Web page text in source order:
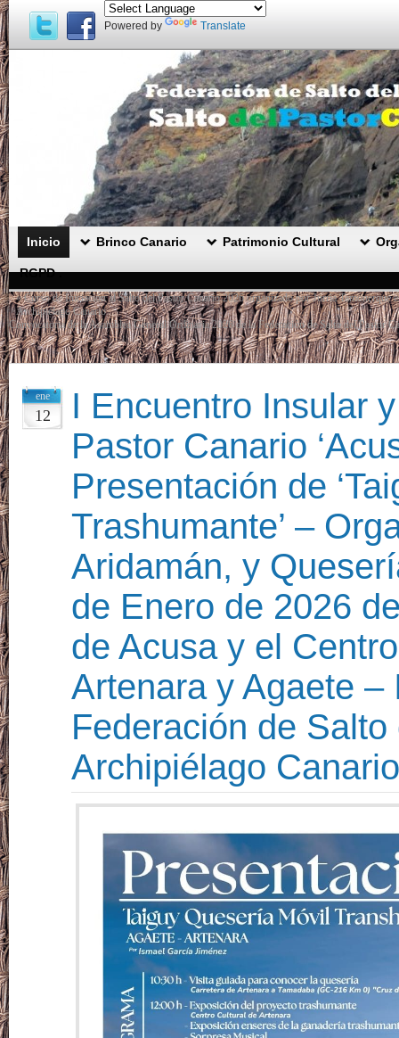
Powered by Translate
Inicio Brinco Canario Patrimonio Cultural
RGPD .
«Curso de Iniciación al Salto del Pastor Canario 2026 organizado por Jurria
Archipiélago Canario.
Convocatoria de la Asamblea General Ordinaria 2026 de la Federación de Salto del Pastor
ene
12
I Encuentro Insular
Pastor Canario
Presentación de
Trashumante’ –
Aridamán, y
de Enero de 2026
de Acusa y el
Artenara y Agaete
Federación de
Archipiélago